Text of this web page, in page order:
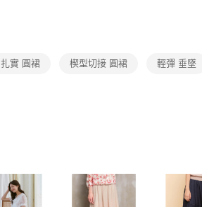
３．未成
扎實 圓裙 楔型切接 圓裙 輕彈 垂墜